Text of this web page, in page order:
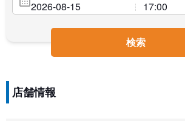
検索
店舗情報